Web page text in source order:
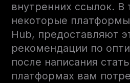
внутренних ссылок. В
некоторые
Hub, предоставляют
рекомендации по
после написания
платформах вам